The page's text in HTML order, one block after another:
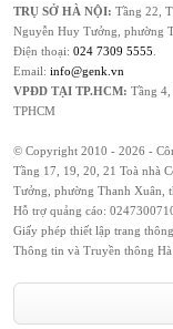
TRỤ SỞ HÀ NỘI: Tầng 22,
Nguyễn Huy Tưởng, phường
Điện thoại: 024 7309 5555
Email: info@genk.vn
VPĐD TẠI TP.HCM: Tầng 4,
TPHCM
© Copyright 2010 - 2026 -
Tầng 17, 19, 20, 21 Toà nhà
Tưởng, phường Thanh Xuân,
Hỗ trợ quảng cáo:
Giấy phép thiết lập trang
Thông tin và Truyền thông